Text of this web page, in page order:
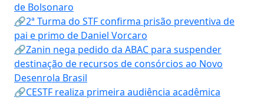
de Bolsonaro
🔗2ª Turma do STF confirma prisão preventiva de
pai e primo de Daniel Vorcaro
🔗Zanin nega pedido da ABAC para suspender
destinação de recursos de consórcios ao Novo
Desenrola Brasil
🔗CESTF realiza primeira audiência acadêmica